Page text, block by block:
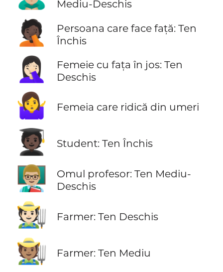
Mediu-Deschis
🤦🏿
Persoana care face față: Ten
Închis
🤦🏻‍♀️
Femeie cu fața în jos: Ten
Deschis
🤷‍♀️ Femeia care ridică din umeri
🧑🏿‍🎓 Student: Ten Închis
👨🏼‍🏫
Omul profesor: Ten Mediu-
Deschis
🧑🏻‍🌾 Farmer: Ten Deschis
🧑🏽‍🌾 Farmer: Ten Mediu